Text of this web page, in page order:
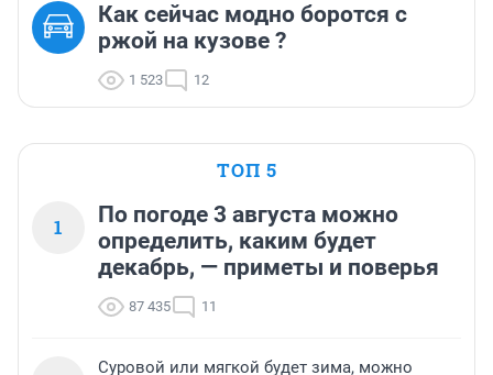
Как сейчас модно боротся с
ржой на кузове ?
1 523 12
ТОП 5
1
По погоде 3 августа можно
определить, каким будет
декабрь, — приметы и поверья
87 435 11
Суровой или мягкой будет зима, можно